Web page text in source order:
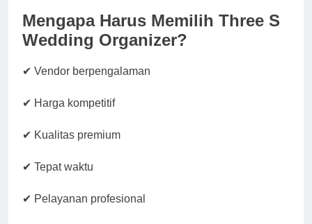
Mengapa Harus Memilih Three S
Wedding Organizer?
✔ Vendor berpengalaman
✔ Harga kompetitif
✔ Kualitas premium
✔ Tepat waktu
✔ Pelayanan profesional